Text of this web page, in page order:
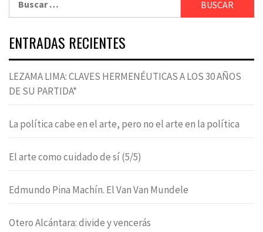
ENTRADAS RECIENTES
LEZAMA LIMA: CLAVES HERMENÉUTICAS A LOS 30 AÑOS
DE SU PARTIDA*
La política cabe en el arte, pero no el arte en la política
El arte como cuidado de sí (5/5)
Edmundo Pina Machín. El Van Van Mundele
Otero Alcántara: divide y vencerás